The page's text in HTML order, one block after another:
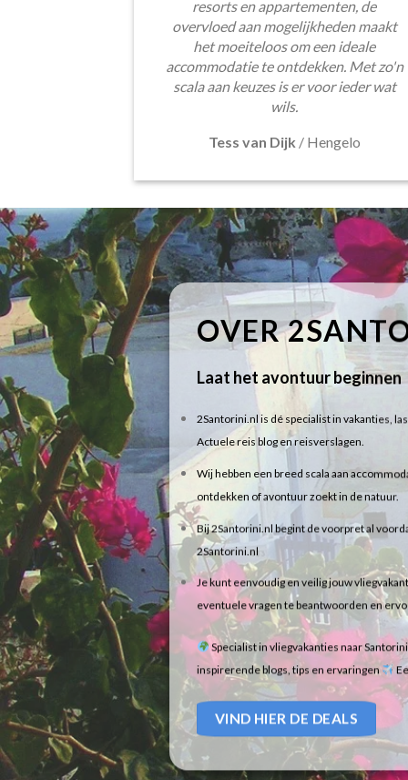
resorts en appartementen, de
overvloed aan mogelijkheden maakt
het moeiteloos om een ideale
accommodatie te ontdekken. Met zo'n
scala aan keuzes is er voor ieder wat
wils.
Tess van Dijk / Hengelo
OVER
Laat het avontuur beginnen
2Santorini.nl is dé specialist in vakanties,
Actuele reis blog en reisverslagen.
Wij hebben een breed scala aan
ontdekken of avontuur zoekt in de natuur.
Bij 2Santorini.nl begint de voorpret al
2Santorini.nl
Je kunt eenvoudig en veilig jouw
eventuele vragen te beantwoorden en
Specialist in vliegvakanties naar Santorini
inspirerende blogs, tips en ervaringen
VIND HIER DE DEALS